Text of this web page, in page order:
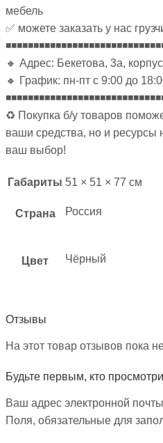
мебель
✅ можете заказать у нас
🔸 Адрес: Бекетова, 3а,
🔸 График: пн-пт с 9:00 до
♻ Покупка б/у товаров
ваши средства, но и
ваш выбор!
Габариты 51 × 51 × 77 см
Страна Россия
Цвет Чёрный
Отзывы
На этот товар отзывов пока
Будьте первым, кто
Ваш адрес электронной
Поля, обязательные для